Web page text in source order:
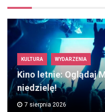
KULTURA WYDARZENIA
Kino letnie: Oglądaj
niedzielę!
7 sierpnia 2026